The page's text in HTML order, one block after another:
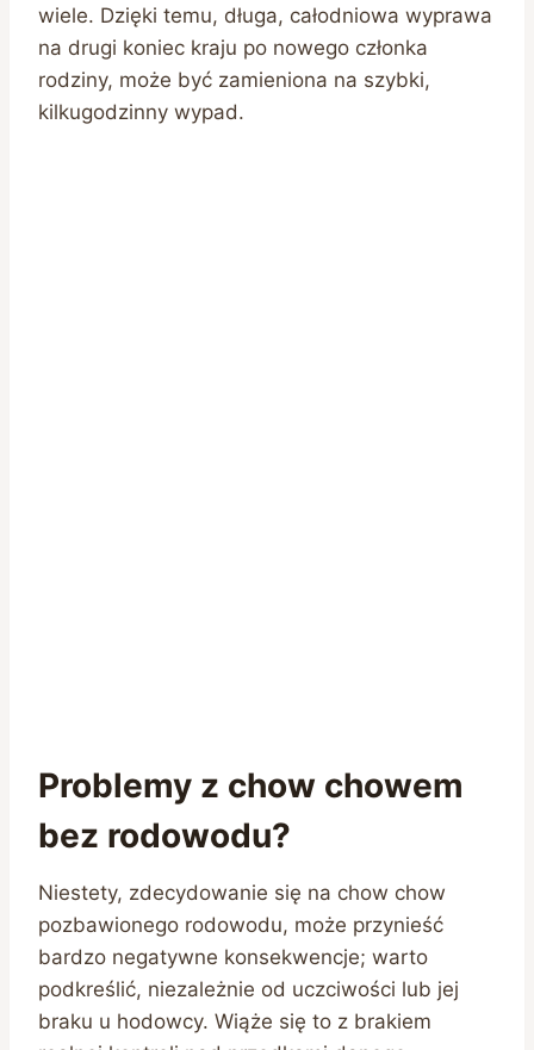
wiele. Dzięki temu, długa, całodniowa wyprawa
na drugi koniec kraju po nowego członka
rodziny, może być zamieniona na szybki,
kilkugodzinny wypad.
Problemy z chow chowem
bez rodowodu?
Niestety, zdecydowanie się na chow chow
pozbawionego rodowodu, może przynieść
bardzo negatywne konsekwencje; warto
podkreślić, niezależnie od uczciwości lub jej
braku u hodowcy. Wiąże się to z brakiem